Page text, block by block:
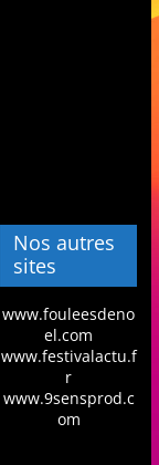
Nos autres
sites
www.fouleesdeno
el.com
www.festivalactu.f
r
www.9sensprod.c
om